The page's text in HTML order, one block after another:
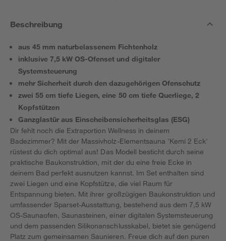
Beschreibung
aus 45 mm naturbelassenem Fichtenholz
inklusive 7,5 kW OS-Ofenset und digitaler
Systemsteuerung
mehr Sicherheit durch den dazugehörigen Ofenschutz
zwei 55 cm tiefe Liegen, eine 50 cm tiefe Querliege, 2
Kopfstützen
Ganzglastür aus Einscheibensicherheitsglas (ESG)
Dir fehlt noch die Extraportion Wellness in deinem
Badezimmer? Mit der Massivholz-Elementsauna 'Kemi 2 Eck'
rüstest du dich optimal aus! Das Modell besticht durch seine
praktische Baukonstruktion, mit der du eine freie Ecke in
deinem Bad perfekt ausnutzen kannst. Im Set enthalten sind
zwei Liegen und eine Kopfstütze, die viel Raum für
Entspannung bieten. Mit ihrer großzügigen Baukonstruktion und
umfassender Sparset-Ausstattung, bestehend aus dem 7,5 kW
OS-Saunaofen, Saunasteinen, einer digitalen Systemsteuerung
und dem passenden Silikonanschlusskabel, bietet sie genügend
Platz zum gemeinsamen Saunieren. Freue dich auf den puren